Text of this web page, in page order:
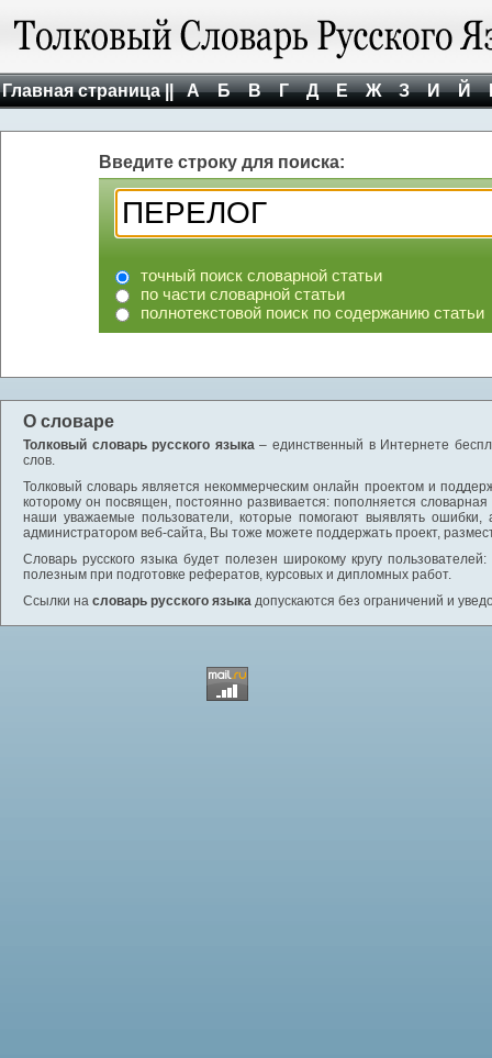
Главная страница || А Б В Г Д Е Ж З И Й
Введите строку для поиска:
точный поиск словарной статьи
по части словарной статьи
полнотекстовой поиск по содержанию статьи
О словаре
Толковый словарь русского языка– единственный в Интернете
слов.
Толковый словарь является некоммерческим онлайн проектом и
которому он посвящен, постоянно развивается: пополняется
наши уважаемые пользователи, которые помогают выявлять
администратором веб-сайта, Вы тоже можете поддержать проект,
Словарь русского языка будет полезен широкому кругу
полезным при подготовке рефератов, курсовых и дипломных работ.
Ссылки на словарь русского языка допускаются без ограничений и